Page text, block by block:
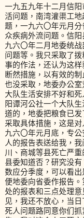
一九五九年十二月信
活问题，南湾灌渠工
题，一九六〇年元月
众疾病外流问题。信
九六〇年二月地委统
问题等。我只采取了
事的作法，还认为这
断然措施，以有效的
也没采取，地委办公
大队生活安排不好和
阳谭河公社一个大队
道的，地委把粮食已
采取具体措施，这是
九六〇年元月底，专
人的报告表送给我，
川、商城等县死亡严
县委知道否？研究没
数应分季度，可以看
便地委向省委作报告
处的报表和三点处理
见，我还不放心，当
死人问题路同意你们